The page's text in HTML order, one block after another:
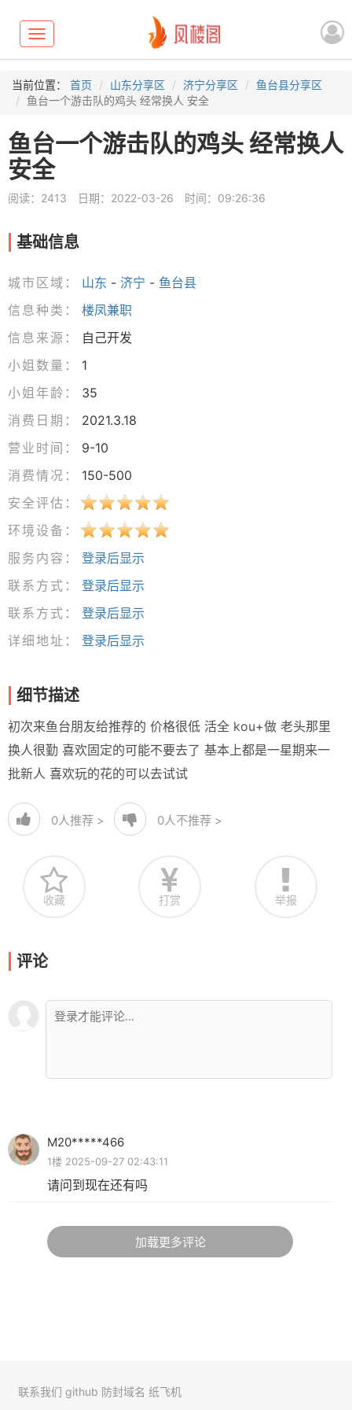
Toggle
navigation
当前位置： 首页 山东分享区 济宁分享区
鱼台县分享区
鱼台一个游击队的鸡头 经常换人 安全
鱼台一个游击队的鸡头 经常换人
安全
阅读：2413 日期：2022-03-26 时间：09:26:36
基础信息
城市区域： 山东 - 济宁 - 鱼台县
信息种类：
楼凤兼职
信息来源：
自己开发
小姐数量：
1
小姐年龄：
35
消费日期：
2021.3.18
营业时间：
9-10
消费情况：
150-500
安全评估：
环境设备：
服务内容：
登录后显示
联系方式：
登录后显示
联系方式：
登录后显示
详细地址：
登录后显示
细节描述
初次来鱼台朋友给推荐的 价格很低 活全 kou+做 老头那里
换人很勤 喜欢固定的可能不要去了 基本上都是一星期来一
批新人 喜欢玩的花的可以去试试
0人推荐 > 0人不推荐 >
收藏 打赏 举报
评论
M20*****466
1楼 2025-09-27 02:43:11
请问到现在还有吗
加载更多评论
联系我们 github 防封域名 纸飞机